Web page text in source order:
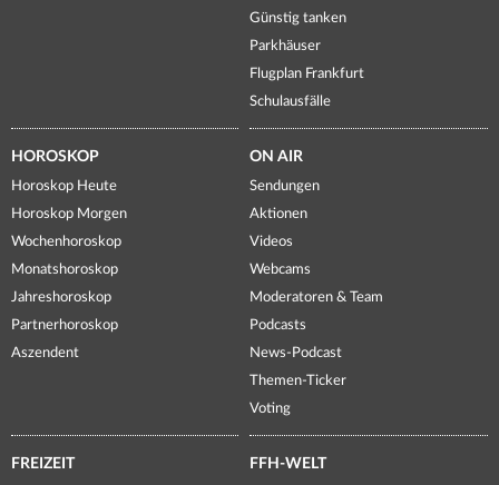
Günstig tanken
Parkhäuser
Flugplan Frankfurt
Schulausfälle
HOROSKOP
Horoskop Heute
Horoskop Morgen
Wochenhoroskop
Monatshoroskop
Jahreshoroskop
Partnerhoroskop
Aszendent
ON AIR
Sendungen
Aktionen
Videos
Webcams
Moderatoren & Team
Podcasts
News-Podcast
Themen-Ticker
Voting
FREIZEIT FFH-WELT